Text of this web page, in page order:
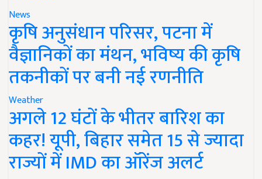
News
कृषि अनुसंधान परिसर, पटना में
वैज्ञानिकों का मंथन, भविष्य की कृषि
तकनीकों पर बनी नई रणनीति
Weather
अगले 12 घंटों के भीतर बारिश का
कहर! यूपी, बिहार समेत 15 से ज्यादा
राज्यों में IMD का ऑरेंज अलर्ट